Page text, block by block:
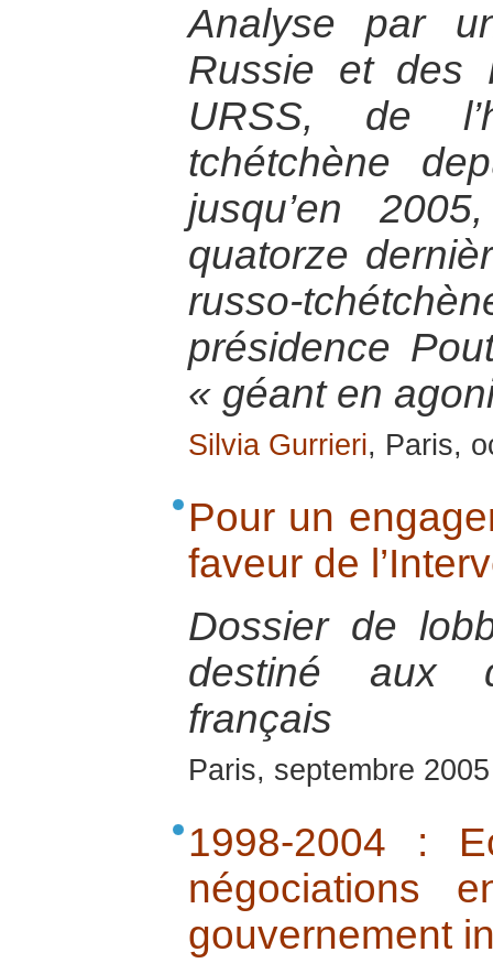
Analyse par
Russie et des
URSS, de
tchétchène
jusqu’en
quatorze
russo-
présidence
« géant en
Silvia Gurrieri, Paris,
Pour un
faveur de
Dossier de
destiné aux
français
Paris, septembre 2005
1998-2004 :
négociations
gouvernement